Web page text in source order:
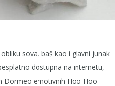
sova, baš kao i glavni junak
dostupna na internetu,
Dormeo emotivnih Hoo-Hoo